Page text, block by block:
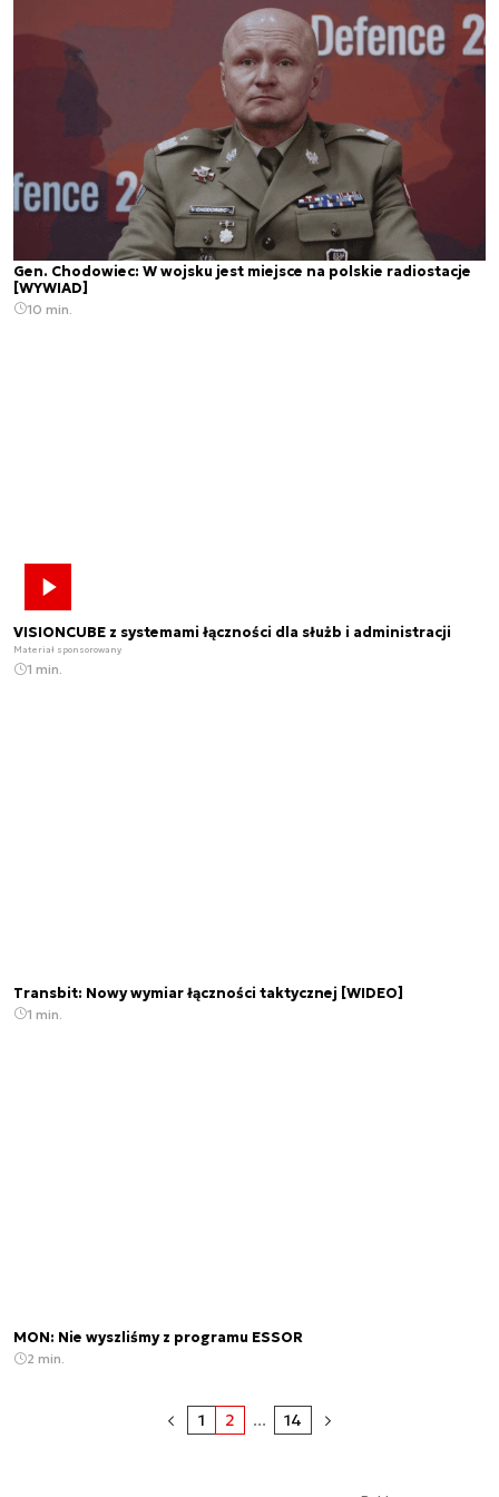
Gen. Chodowiec: W wojsku jest miejsce na polskie radiostacje
[WYWIAD]
10 min.
VISIONCUBE z systemami łączności dla służb i administracji
Materiał sponsorowany
1 min.
Transbit: Nowy wymiar łączności taktycznej [WIDEO]
1 min.
MON: Nie wyszliśmy z programu ESSOR
2 min.
1 2 ... 14